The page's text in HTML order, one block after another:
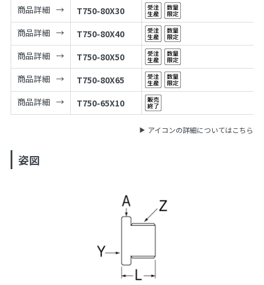
商品詳細
T750-80X30
商品詳細
T750-80X40
商品詳細
T750-80X50
商品詳細
T750-80X65
商品詳細
T750-65X10
アイコンの詳細についてはこちら
姿図